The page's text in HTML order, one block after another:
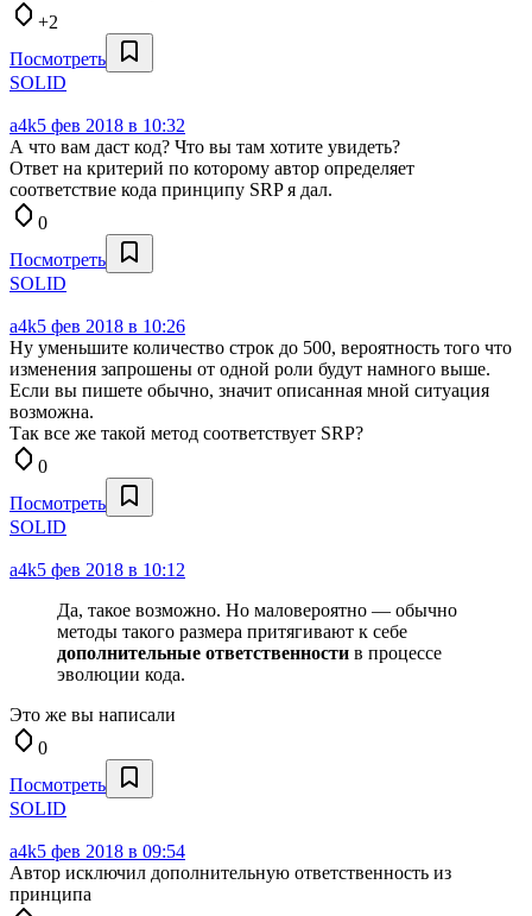
+2
Посмотреть
SOLID
a4k5 фев 2018 в 10:32
А что вам даст код? Что вы там хотите увидеть?
Ответ на критерий по которому автор определяет
соответствие кода принципу SRP я дал.
0
Посмотреть
SOLID
a4k5 фев 2018 в 10:26
Ну уменьшите количество строк до 500, вероятность того что
изменения запрошены от одной роли будут намного выше.
Если вы пишете обычно, значит описанная мной ситуация
возможна.
Так все же такой метод соответствует SRP?
0
Посмотреть
SOLID
a4k5 фев 2018 в 10:12
Да, такое возможно. Но маловероятно — обычно
методы такого размера притягивают к себе
дополнительные ответственности в процессе
эволюции кода.
Это же вы написали
0
Посмотреть
SOLID
a4k5 фев 2018 в 09:54
Автор исключил дополнительную ответственность из
принципа